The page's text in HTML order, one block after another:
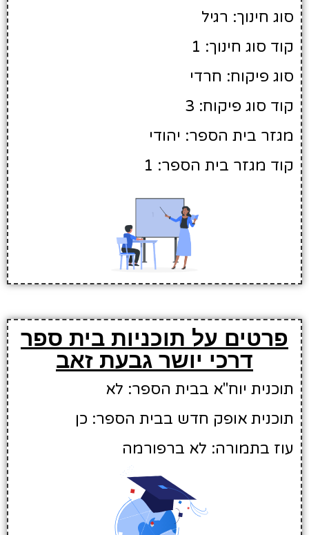
סוג חינוך: רגיל
קוד סוג חינוך: 1
סוג פיקוח: חרדי
קוד סוג פיקוח: 3
מגזר בית הספר: יהודי
קוד מגזר בית הספר: 1
פרטים על תוכניות בית ספר
דרכי יושר גבעת זאב
תוכנית יוח"א בבית הספר: לא
תוכנית אופק חדש בבית הספר: כן
עוז בתמורה: לא ברפורמה